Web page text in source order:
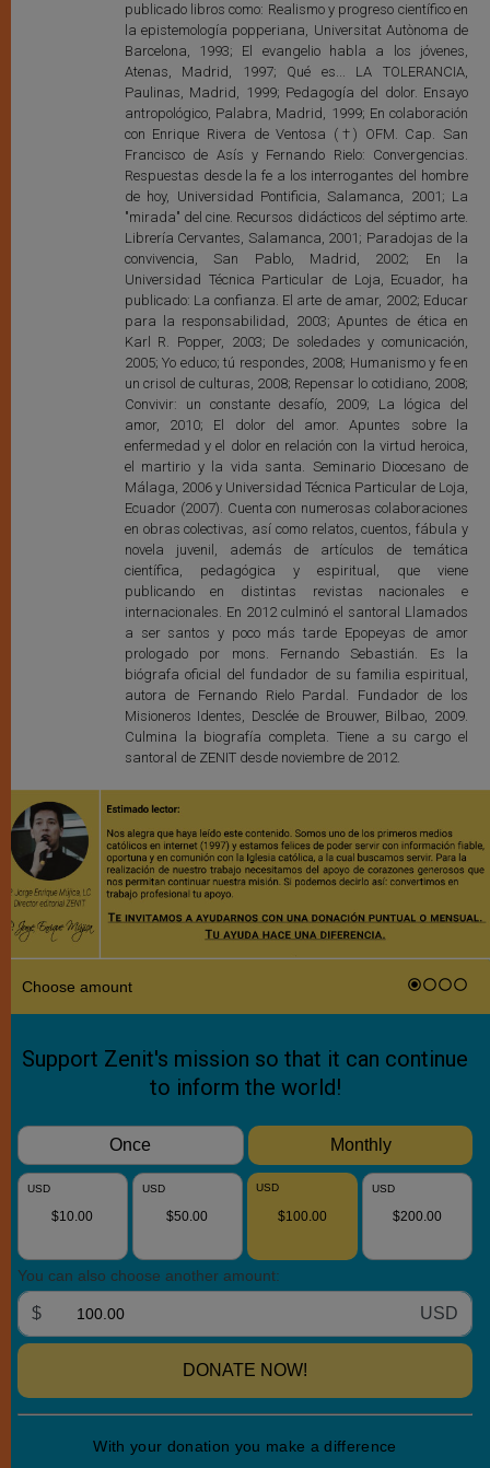
publicado libros como: Realismo y progreso científico en
la epistemología popperiana, Universitat Autònoma de
Barcelona, 1993; El evangelio habla a los jóvenes,
Atenas, Madrid, 1997; Qué es... LA TOLERANCIA,
Paulinas, Madrid, 1999; Pedagogía del dolor. Ensayo
antropológico, Palabra, Madrid, 1999; En colaboración
con Enrique Rivera de Ventosa (†) OFM. Cap. San
Francisco de Asís y Fernando Rielo: Convergencias.
Respuestas desde la fe a los interrogantes del hombre
de hoy, Universidad Pontificia, Salamanca, 2001; La
"mirada" del cine. Recursos didácticos del séptimo arte.
Librería Cervantes, Salamanca, 2001; Paradojas de la
convivencia, San Pablo, Madrid, 2002; En la
Universidad Técnica Particular de Loja, Ecuador, ha
publicado: La confianza. El arte de amar, 2002; Educar
para la responsabilidad, 2003; Apuntes de ética en
Karl R. Popper, 2003; De soledades y comunicación,
2005; Yo educo; tú respondes, 2008; Humanismo y fe en
un crisol de culturas, 2008; Repensar lo cotidiano, 2008;
Convivir: un constante desafío, 2009; La lógica del
amor, 2010; El dolor del amor. Apuntes sobre la
enfermedad y el dolor en relación con la virtud heroica,
el martirio y la vida santa. Seminario Diocesano de
Málaga, 2006 y Universidad Técnica Particular de Loja,
Ecuador (2007). Cuenta con numerosas colaboraciones
en obras colectivas, así como relatos, cuentos, fábula y
novela juvenil, además de artículos de temática
científica, pedagógica y espiritual, que viene
publicando en distintas revistas nacionales e
internacionales. En 2012 culminó el santoral Llamados
a ser santos y poco más tarde Epopeyas de amor
prologado por mons. Fernando Sebastián. Es la
biógrafa oficial del fundador de su familia espiritual,
autora de Fernando Rielo Pardal. Fundador de los
Misioneros Identes, Desclée de Brouwer, Bilbao, 2009.
Culmina la biografía completa. Tiene a su cargo el
santoral de ZENIT desde noviembre de 2012.